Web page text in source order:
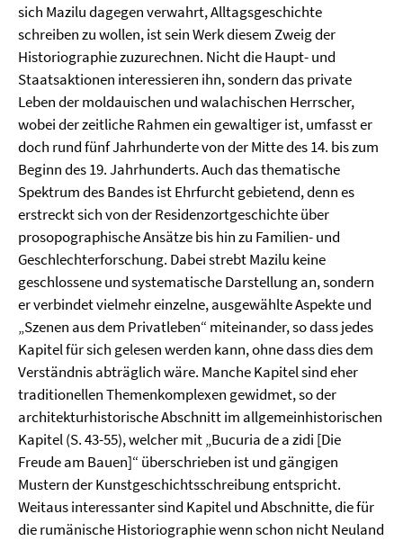
sich Mazilu dagegen verwahrt, Alltagsgeschichte
schreiben zu wollen, ist sein Werk diesem Zweig der
Historiographie zuzurechnen. Nicht die Haupt- und
Staatsaktionen interessieren ihn, sondern das private
Leben der moldauischen und walachischen Herrscher,
wobei der zeitliche Rahmen ein gewaltiger ist, umfasst er
doch rund fünf Jahrhunderte von der Mitte des 14. bis zum
Beginn des 19. Jahrhunderts. Auch das thematische
Spektrum des Bandes ist Ehrfurcht gebietend, denn es
erstreckt sich von der Residenzortgeschichte über
prosopographische Ansätze bis hin zu Familien- und
Geschlechterforschung. Dabei strebt Mazilu keine
geschlossene und systematische Darstellung an, sondern
er verbindet vielmehr einzelne, ausgewählte Aspekte und
„Szenen aus dem Privatleben“ miteinander, so dass jedes
Kapitel für sich gelesen werden kann, ohne dass dies dem
Verständnis abträglich wäre. Manche Kapitel sind eher
traditionellen Themenkomplexen gewidmet, so der
architekturhistorische Abschnitt im allgemeinhistorischen
Kapitel (S. 43-55), welcher mit „Bucuria de a zidi [Die
Freude am Bauen]“ überschrieben ist und gängigen
Mustern der Kunstgeschichtsschreibung entspricht.
Weitaus interessanter sind Kapitel und Abschnitte, die für
die rumänische Historiographie wenn schon nicht Neuland